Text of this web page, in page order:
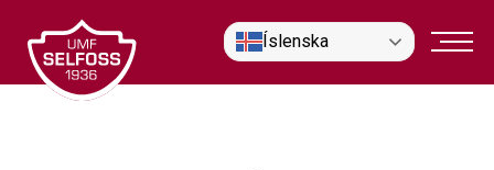
efni
Íslenska